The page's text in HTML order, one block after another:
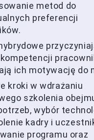
metod do
preferencji
ich motywację do
kroki w wdrażaniu
szkolenia
wybór
kadry i
programu oraz